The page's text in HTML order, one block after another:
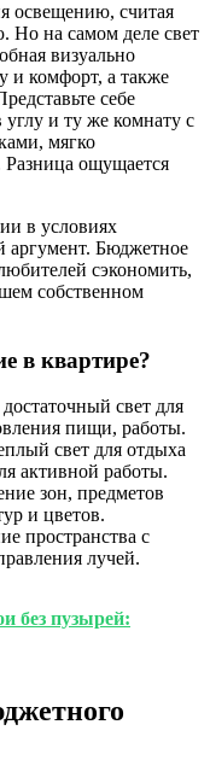
освещению, считая
Но на самом деле свет
визуально
и комфорт, а также
себе
и ту же комнату с
мягко
ощущается
в условиях
аргумент. Бюджетное
сэкономить,
собственном
в квартире?
свет для
пищи, работы.
свет для отдыха
активной работы.
зон, предметов
и цветов.
пространства с
лучей.
без пузырей: